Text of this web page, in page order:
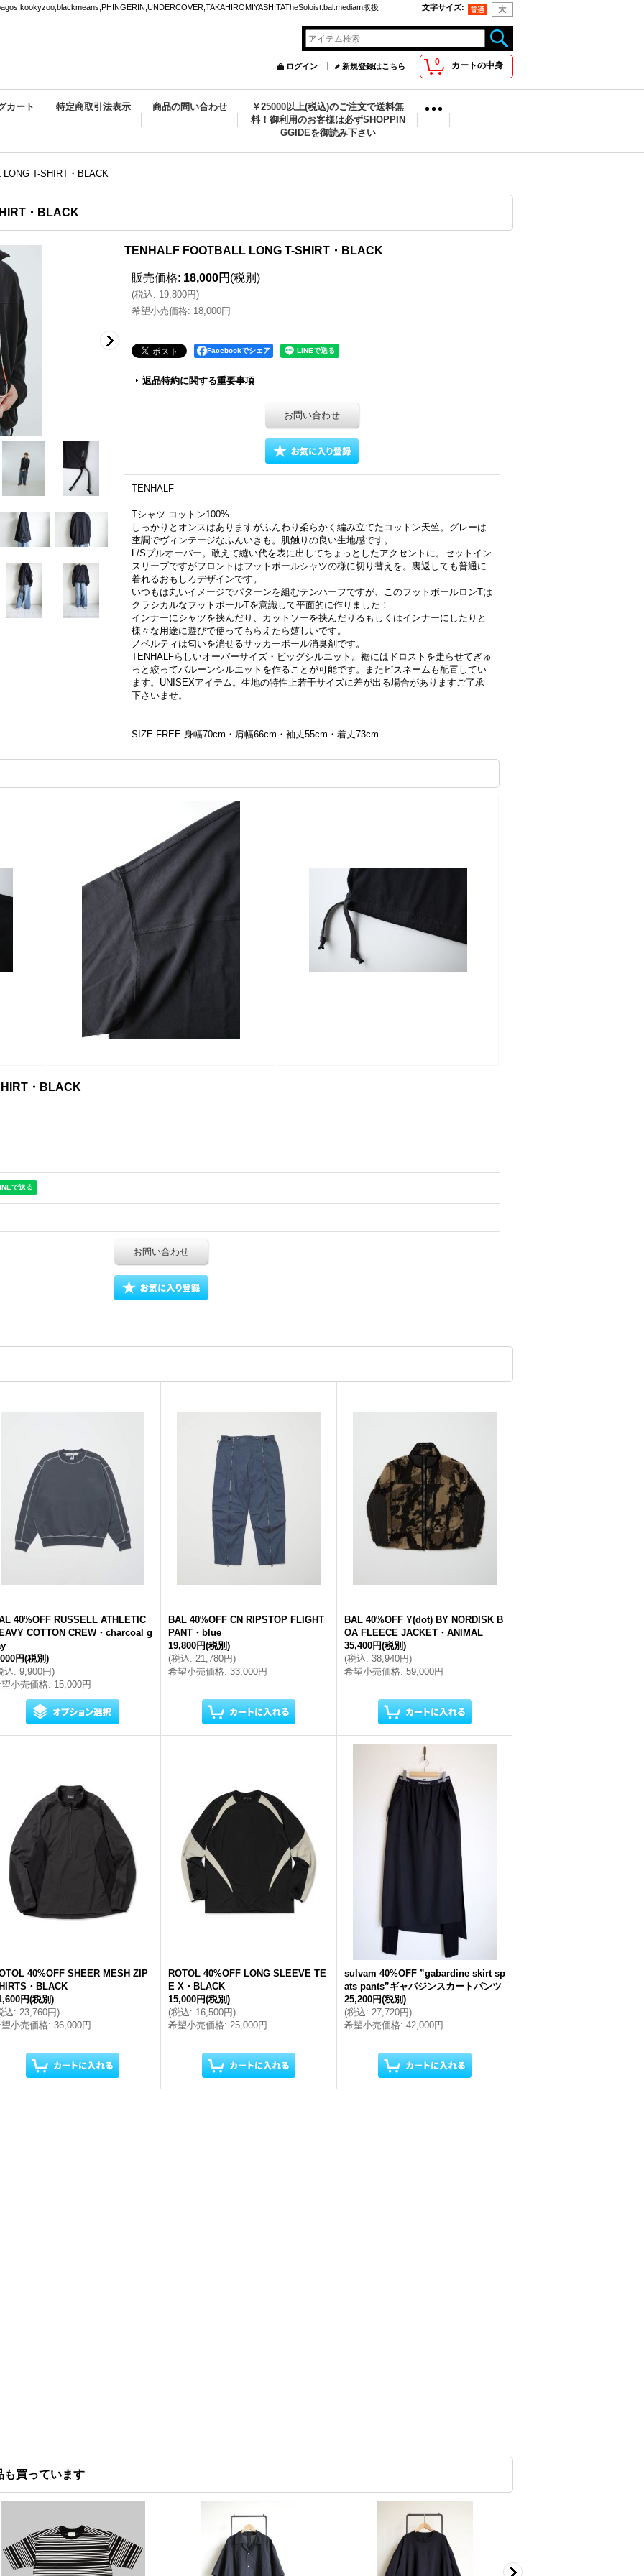
取扱 文字サイズ:
0 カートの中身
ログイン 新規登録はこちら
カート 特定商取引法表示 商品の問い合わせ
￥25000以上(税込)のご注文で送料無
料！御利用のお客様は必ずSHOPPIN
GGIDEを御読み下さい
T-SHIRT・BLACK
・BLACK
TENHALF FOOTBALL LONG T-SHIRT・BLACK
販売価格: 18,000円 (税別)
(税込: 19,800円)
希望小売価格: 18,000円
Facebookでシェア
返品特約に関する重要事項
お問い合わせ
TENHALF
Tシャツ コットン100%
しっかりとオンスはありますがふんわり柔らかく編み立てたコットン天竺。グレーは
杢調でヴィンテージなふんいきも。肌触りの良い生地感です。
L/Sプルオーバー。敢えて縫い代を表に出してちょっとしたアクセントに。セットイン
スリーブですがフロントはフットボールシャツの様に切り替えを。裏返しても普通に
着れるおもしろデザインです。
いつもは丸いイメージでパターンを組むテンハーフですが、このフットボールロンTは
クラシカルなフットボールTを意識して平面的に作りました！
インナーにシャツを挟んだり、カットソーを挟んだりるもしくはインナーにしたりと
様々な用途に遊びで使ってもらえたら嬉しいです。
ノベルティは匂いを消せるサッカーボール消臭剤です。
TENHALFらしいオーバーサイズ・ビッグシルエット。裾にはドロストを走らせてぎゅ
っと絞ってバルーンシルエットを作ることが可能です。またピスネームも配置してい
ます。UNISEXアイテム。生地の特性上若干サイズに差が出る場合がありますご了承
下さいませ。
SIZE FREE 身幅70cm・肩幅66cm・袖丈55cm・着丈73cm
・BLACK
お問い合わせ
40%OFF RUSSELL ATHLETIC
COTTON CREW・charcoal g
円(税別)
込: 9,900円)
小売価格: 15,000円
BAL 40%OFF CN RIPSTOP FLIGHT
PANT・blue
19,800円(税別)
(税込: 21,780円)
希望小売価格: 33,000円
BAL 40%OFF Y(dot) BY NORDISK B
OA FLEECE JACKET・ANIMAL
35,400円(税別)
(税込: 38,940円)
希望小売価格: 59,000円
40%OFF SHEER MESH ZIP
・BLACK
円(税別)
込: 23,760円)
小売価格: 36,000円
ROTOL 40%OFF LONG SLEEVE TE
E X・BLACK
15,000円(税別)
(税込: 16,500円)
希望小売価格: 25,000円
sulvam 40%OFF ”gabardine skirt sp
ats pants”ギャバジンスカートパンツ
25,200円(税別)
(税込: 27,720円)
希望小売価格: 42,000円
も買っています